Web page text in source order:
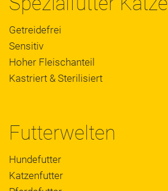
Getreidefrei
Sensitiv
Hoher Fleischanteil
Kastriert & Sterilisiert
Futterwelten
Hundefutter
Katzenfutter